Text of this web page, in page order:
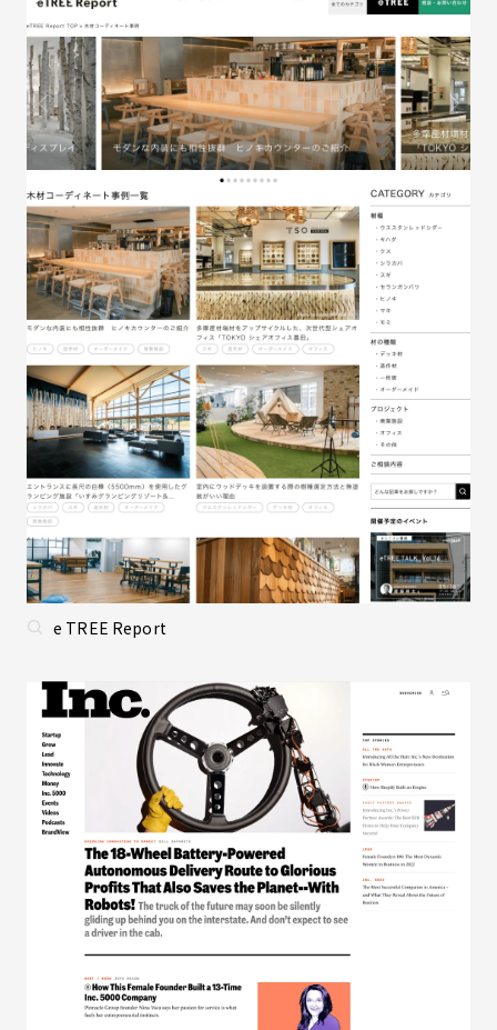
e TREE Report